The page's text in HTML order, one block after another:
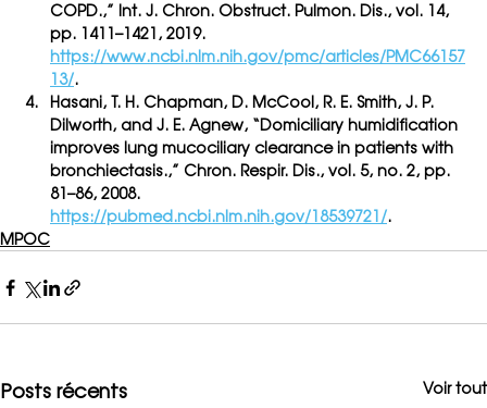
COPD.,” Int. J. Chron. Obstruct. Pulmon. Dis., vol. 14,
pp. 1411–1421, 2019.
https://www.ncbi.nlm.nih.gov/pmc/articles/PMC66157
13/.
Hasani, T. H. Chapman, D. McCool, R. E. Smith, J. P.
Dilworth, and J. E. Agnew, “Domiciliary humidification
improves lung mucociliary clearance in patients with
bronchiectasis.,” Chron. Respir. Dis., vol. 5, no. 2, pp.
81–86, 2008.
https://pubmed.ncbi.nlm.nih.gov/18539721/.
MPOC
Posts récents Voir tout